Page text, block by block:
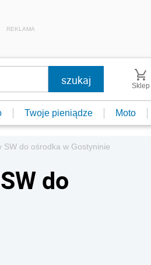
REKLAMA
Sklep
Twoje pieniądze Moto
SW do ośrodka w Gostyninie
do